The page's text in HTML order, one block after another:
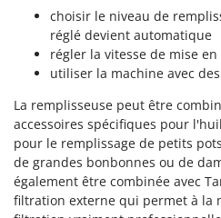
Lames à neige
Lames niveleuses pour
Lieuses électriques pour
M
Machines à pâtes
Enotecnica Pillan
Eschenfelder
EuroMech
Eurosystems
F
FAC
Fama Industrie
Famag
choisir le niveau de
réglé devient automatique
régler la vitesse de mise
utiliser la machine avec
La remplisseuse peut être
accessoires spécifiques pour
pour le remplissage de petits
de grandes bonbonnes ou de
également être combinée avec
filtration externe qui permet à la